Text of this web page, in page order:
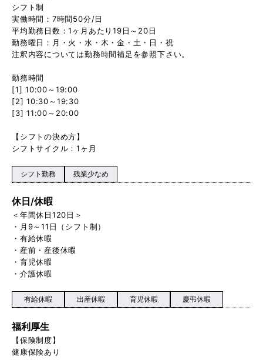
シフト制
実働時間：7時間50分/日
平均勤務日数：1ヶ月あたり19日～20日
勤務曜日：月・火・水・木・金・土・日・祝
注釈内容については勤務時間補足を参照下さい。
勤務時間
[1] 10:00～19:00
[2] 10:30～19:30
[3] 11:00～20:00
【シフトの決め方】
シフトサイクル：1ヶ月
シフト勤務 残業少なめ
休日/休暇
＜年間休日120日＞
・月9～11日（シフト制）
・有給休暇
・産前・産後休暇
・育児休暇
・介護休暇
有給休暇 出産休暇 育児休暇 慶弔休暇
福利厚生
【保険制度】
健康保険あり